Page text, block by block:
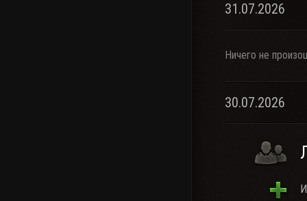
31.07.2026
Ничего не
30.07.2026